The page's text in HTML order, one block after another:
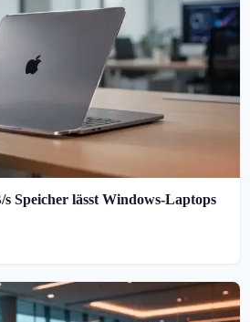
Speicher lässt Windows-Laptops